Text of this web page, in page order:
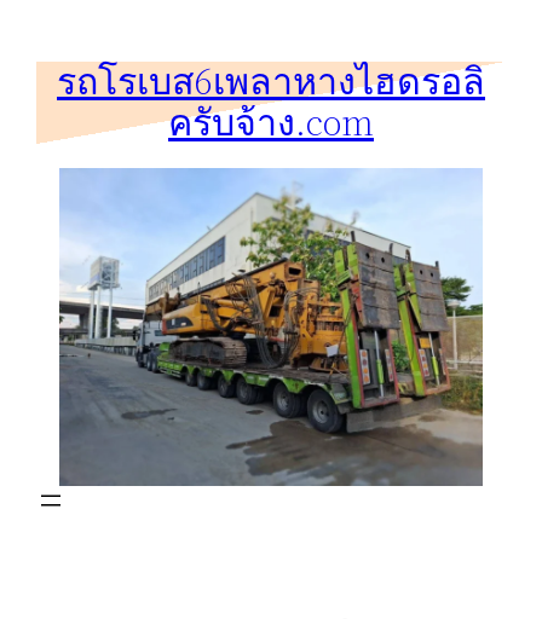
รถโรเบส6เพลาหางไฮดรอลิ
ครับจ้าง.com